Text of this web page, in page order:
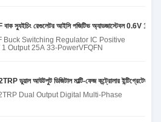
স্যুইচিং রেগুলেটর আইসি পজিটিভ অ্যাডজাস্টেবল 0.6V 1
Buck Switching Regulator IC Positive
Output 25A 33-PowerVFQFN
আউটপুট ডিজিটাল মাল্টি-ফেজ কন্ট্রোলার ইন্টিগ্রেটেড
Dual Output Digital Multi-Phase